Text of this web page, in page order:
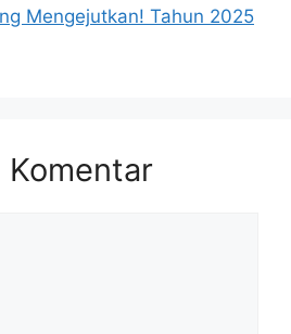
Mengejutkan! Tahun 2025